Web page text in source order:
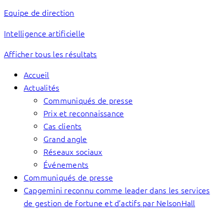
Equipe de direction
Intelligence artificielle
Afficher tous les résultats
Accueil
Actualités
Communiqués de presse
Prix et reconnaissance
Cas clients
Grand angle
Réseaux sociaux
Événements
Communiqués de presse
Capgemini reconnu comme leader dans les services
de gestion de fortune et d’actifs par NelsonHall